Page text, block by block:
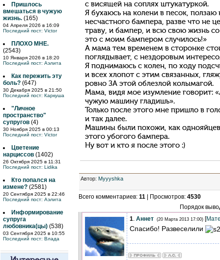
Пришлось
вмешаться в чужую
жизнь. (165)
04 Апреля 2026 в 16:09
Последний пост: Victor
ПЛОХО МНЕ.
(2543)
10 Января 2026 в 18:20
Последний пост: Аэлита
Как пережить эту
боль? (647)
30 Декабря 2025 в 21:50
Последний пост: Каркуша
"Личное
пространство"
супругов (4)
30 Ноября 2025 в 00:13
Последний пост: Victor
Цветение
нарциссов (1402)
26 Октября 2025 в 11:31
Последний пост: Lidika
Кто попался на
измене? (2581)
20 Сентября 2025 в 22:46
Последний пост: Аэлита
Информирование
супруга
любовника(цы) (538)
03 Сентября 2025 в 10:55
Последний пост: Влада
с висящей на соплях штукатуркой.
Я бухаюсь на колени в песок, ползаю
несчастного бампера, разве что не
траву, и бампер, и всю свою жизнь
это с моим бампером случилось!»
А мама тем временем в сторонке
поглядывает, с нездоровым
Я поднимаюсь с колен, по ходу
и всех хлопот с этим связанных,
ровно ЗА этой облезлой колымагой.
Мама, видя мое изумление говорит:
чужую машину гладишь».
Только после этого мне пришло в
и так далее.
Машины были похожи, как
этого убогого бампера.
Ну вот и кто я после этого :)
Автор: Myyyshka
Всего комментариев: 11 Просмотров: 4530
Порядок
1. Аннет (20 Марта 2013 17:00) [
Спасибо! Развеселили